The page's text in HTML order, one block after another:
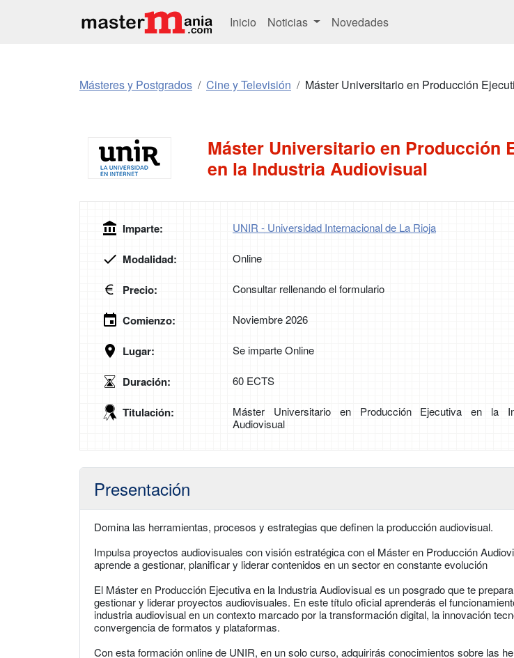
Inicio Noticias Novedades
Másteres y Postgrados Cine y Televisión Máster Universitario en Producción
Máster Universitario en Producción
en la Industria Audiovisual
Imparte: UNIR - Universidad Internacional de La Rioja
Modalidad: Online
Precio: Consultar rellenando el formulario
Comienzo: Noviembre 2026
Lugar: Se imparte Online
Duración: 60 ECTS
Titulación:
Máster Universitario en Producción Ejecutiva en la
Audiovisual
Presentación
Domina las herramientas, procesos y estrategias que definen la producción audiovisual.
Impulsa proyectos audiovisuales con visión estratégica con el Máster en Producción
aprende a gestionar, planificar y liderar contenidos en un sector en constante evolución
El Máster en Producción Ejecutiva en la Industria Audiovisual es un posgrado que te
gestionar y liderar proyectos audiovisuales. En este título oficial aprenderás el
industria audiovisual en un contexto marcado por la transformación digital, la innovación
convergencia de formatos y plataformas.
Con esta formación online de UNIR, en un solo curso, adquirirás conocimientos sobre las